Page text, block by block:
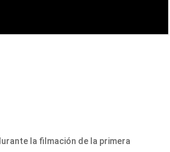
la filmación de la primera